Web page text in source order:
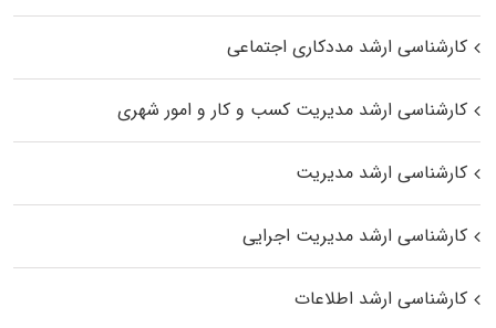
کارشناسی ارشد مددکاری اجتماعی
کارشناسی ارشد مدیریت کسب و کار و امور شهری
کارشناسی ارشد مدیریت
کارشناسی ارشد مدیریت اجرایی
کارشناسی ارشد اطلاعات